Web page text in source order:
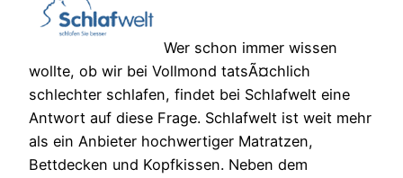
Wer schon immer wissen
wollte, ob wir bei Vollmond tatsÃ¤chlich
schlechter schlafen, findet bei Schlafwelt eine
Antwort auf diese Frage. Schlafwelt ist weit mehr
als ein Anbieter hochwertiger Matratzen,
Bettdecken und Kopfkissen. Neben dem